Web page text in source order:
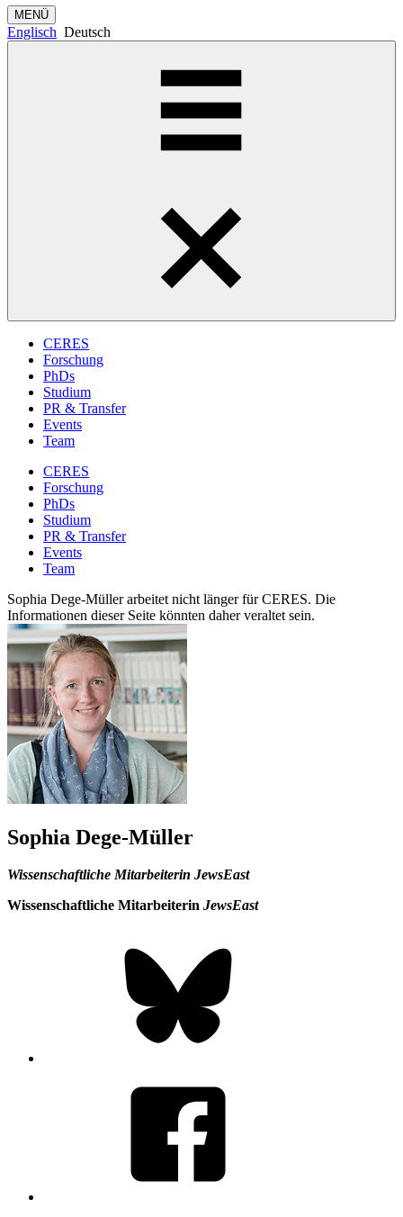
MENÜ
Englisch Deutsch
CERES
Forschung
PhDs
Studium
PR & Transfer
Events
Team
CERES
Forschung
PhDs
Studium
PR & Transfer
Events
Team
Sophia Dege-Müller arbeitet nicht länger für CERES. Die
Informationen dieser Seite könnten daher veraltet sein.
Sophia Dege-Müller
Wissenschaftliche Mitarbeiterin JewsEast
Wissenschaftliche Mitarbeiterin JewsEast